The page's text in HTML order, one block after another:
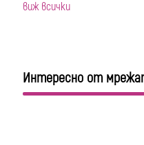
виж всички
Интересно от